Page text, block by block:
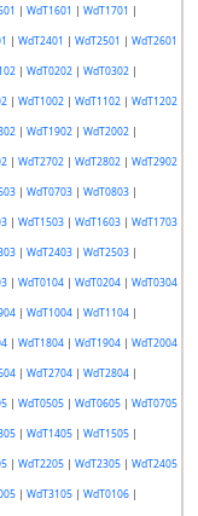
| WdT1601 | WdT1701 |
| WdT2401 | WdT2501 | WdT2601
| WdT0202| WdT0302|
| WdT1002| WdT1102| WdT1202
| WdT1902| WdT2002|
| WdT2702| WdT2802| WdT2902
| WdT0703| WdT0803|
| WdT1503| WdT1603| WdT1703
| WdT2403| WdT2503|
| WdT0104| WdT0204| WdT0304
| WdT1004| WdT1104|
| WdT1804| WdT1904| WdT2004
| WdT2704| WdT2804|
| WdT0505| WdT0605| WdT0705
| WdT1405| WdT1505|
| WdT2205| WdT2305| WdT2405
| WdT3105| WdT0106|